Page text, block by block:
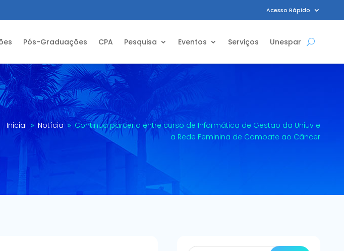
Acesso Rápido
Pós-Graduações CPA Pesquisa Eventos Serviços Unespar
Inicial 9 Notícia 9 Continua parceria entre curso de Informática de Gestão da Uniuv e
a Rede Feminina de Combate ao Câncer